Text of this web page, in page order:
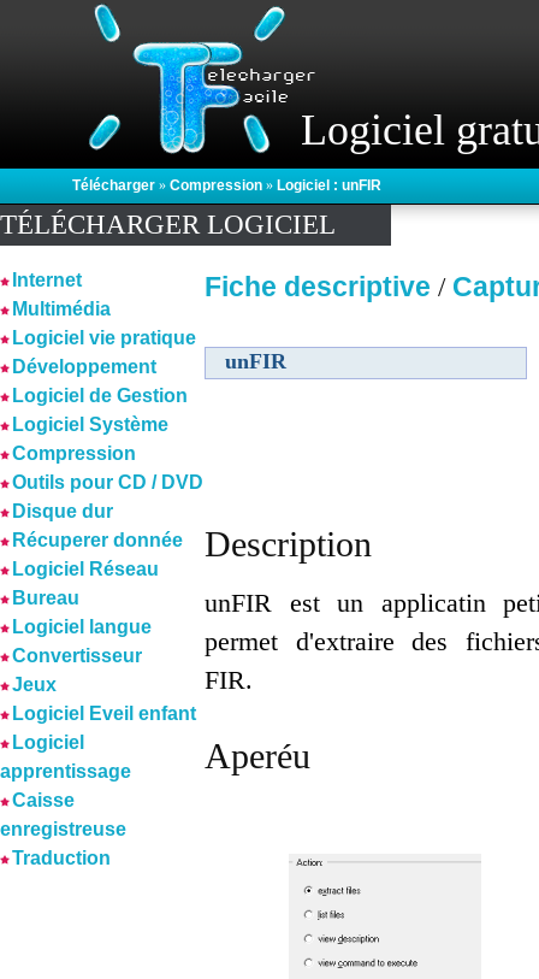
Logiciel
Télécharger » Compression » Logiciel : unFIR
TÉLÉCHARGER LOGICIEL
Internet
Multimédia
Logiciel vie pratique
Développement
Logiciel de Gestion
Logiciel Système
Compression
Outils pour CD / DVD
Disque dur
Récuperer donnée
Logiciel Réseau
Bureau
Logiciel langue
Convertisseur
Jeux
Logiciel Eveil enfant
Logiciel
apprentissage
Caisse
enregistreuse
Traduction
Fiche descriptive /
unFIR
Description
unFIR est un applicatin
permet d'extraire des
FIR.
Aperéu